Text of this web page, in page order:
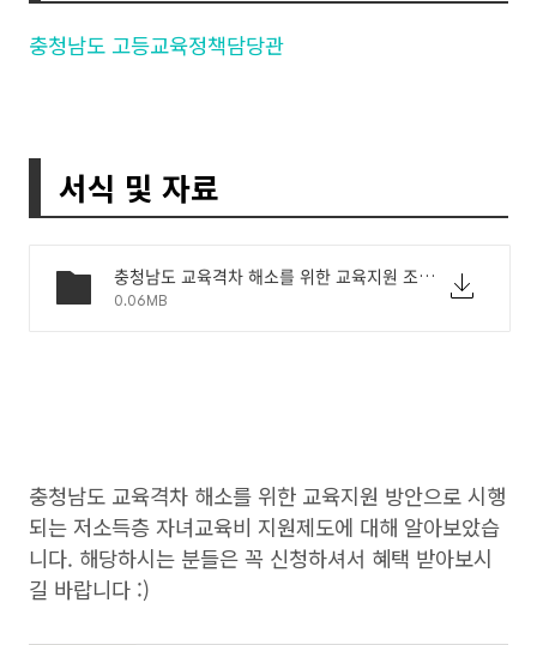
충청남도 고등교육정책담당관
서식 및 자료
충청남도 교육격차 해소를 위한 교육지원 조례.pdf
0.06MB
충청남도 교육격차 해소를 위한 교육지원 방안으로 시행
되는 저소득층 자녀교육비 지원제도에 대해 알아보았습
니다. 해당하시는 분들은 꼭 신청하셔서 혜택 받아보시
길 바랍니다 :)